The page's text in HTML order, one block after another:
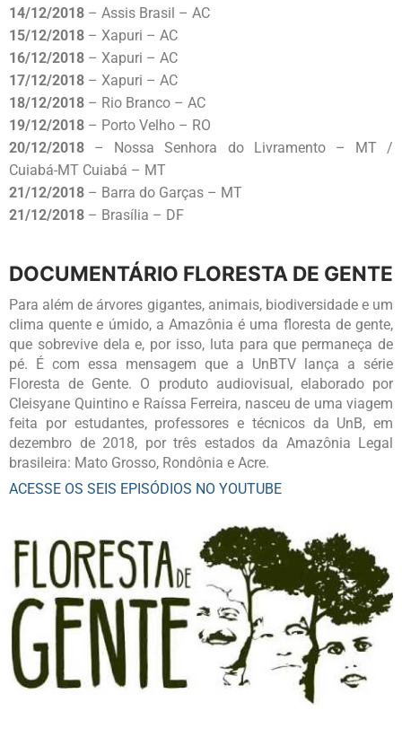
14/12/2018 – Assis Brasil – AC
15/12/2018 – Xapuri – AC
16/12/2018 – Xapuri – AC
17/12/2018 – Xapuri – AC
18/12/2018 – Rio Branco – AC
19/12/2018 – Porto Velho – RO
20/12/2018 – Nossa Senhora do Livramento – MT /
Cuiabá-MT Cuiabá – MT
21/12/2018 – Barra do Garças – MT
21/12/2018 – Brasília – DF
DOCUMENTÁRIO FLORESTA DE GENTE
Para além de árvores gigantes, animais, biodiversidade e um
clima quente e úmido, a Amazônia é uma floresta de gente,
que sobrevive dela e, por isso, luta para que permaneça de
pé. É com essa mensagem que a UnBTV lança a série
Floresta de Gente. O produto audiovisual, elaborado por
Cleisyane Quintino e Raíssa Ferreira, nasceu de uma viagem
feita por estudantes, professores e técnicos da UnB, em
dezembro de 2018, por três estados da Amazônia Legal
brasileira: Mato Grosso, Rondônia e Acre.
ACESSE OS SEIS EPISÓDIOS NO YOUTUBE